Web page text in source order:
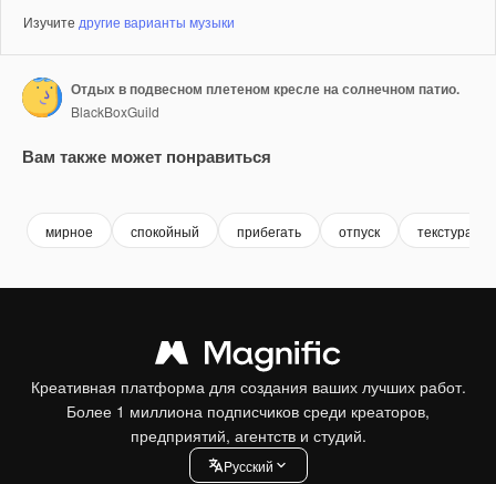
Изучите другие варианты музыки
Отдых в подвесном плетеном кресле на солнечном патио.
BlackBoxGuild
Вам также может понравиться
мирное спокойный прибегать отпуск текстура
Креативная платформа для создания ваших лучших работ.
Более 1 миллиона подписчиков среди креаторов,
предприятий, агентств и студий.
Pусский